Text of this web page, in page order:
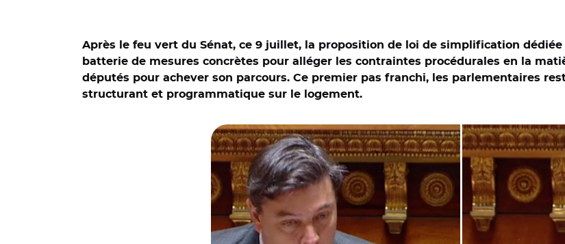
Après le feu vert du Sénat, ce 9 juillet, la proposition de loi de simplification
batterie de mesures concrètes pour alléger les contraintes procédurales en la
députés pour achever son parcours. Ce premier pas franchi, les parlementaires
structurant et programmatique sur le logement.